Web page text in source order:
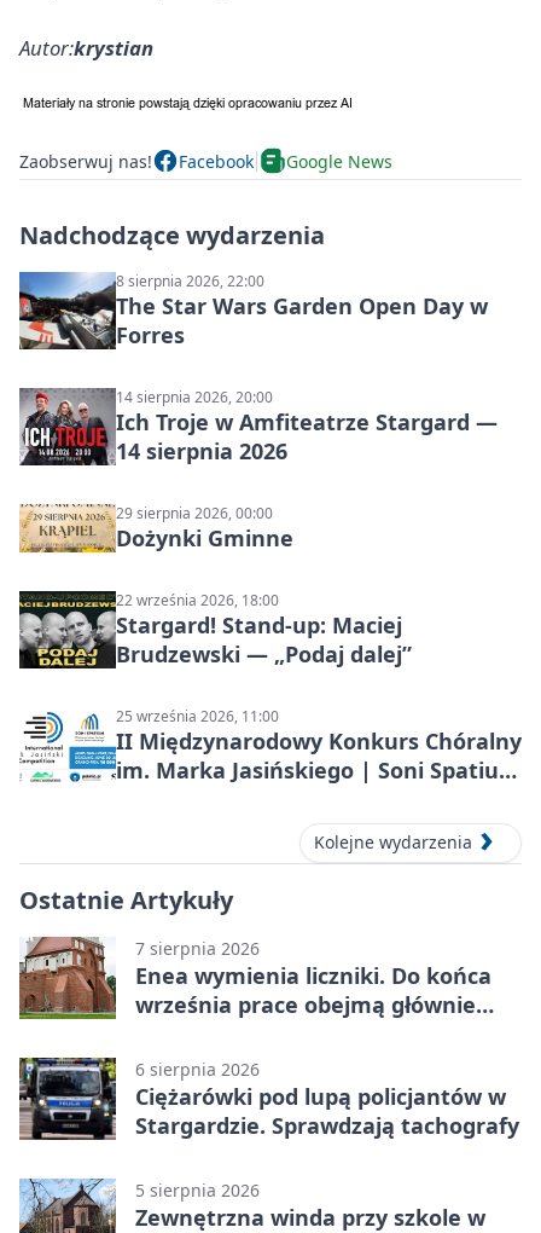
Autor:krystian
Zaobserwuj nas! Facebook Google News
Nadchodzące wydarzenia
8 sierpnia 2026, 22:00
The Star Wars Garden Open Day w
Forres
14 sierpnia 2026, 20:00
Ich Troje w Amfiteatrze Stargard —
14 sierpnia 2026
29 sierpnia 2026, 00:00
Dożynki Gminne
22 września 2026, 18:00
Stargard! Stand-up: Maciej
Brudzewski — „Podaj dalej”
25 września 2026, 11:00
II Międzynarodowy Konkurs Chóralny
im. Marka Jasińskiego | Soni Spatium
Kolejne wydarzenia
Ostatnie Artykuły
7 sierpnia 2026
Enea wymienia liczniki. Do końca
września prace obejmą głównie
6 sierpnia 2026
Ciężarówki pod lupą policjantów w
Stargardzie. Sprawdzają tachografy
5 sierpnia 2026
Zewnętrzna winda przy szkole w